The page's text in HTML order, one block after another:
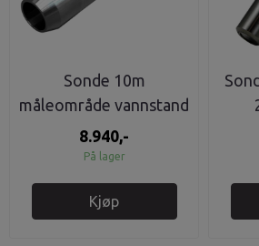
Sonde 10m
måleområde vannstand
0-5m 4-20mA
8.940,-
På lager
Kjøp